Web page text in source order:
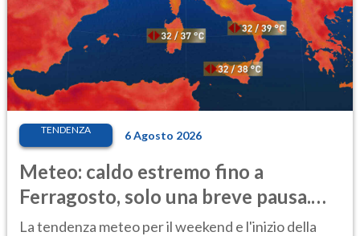
TENDENZA 6 Agosto 2026
Meteo: caldo estremo fino a
Ferragosto, solo una breve pausa.
Ecco dove
La tendenza meteo per il weekend e l'inizio della